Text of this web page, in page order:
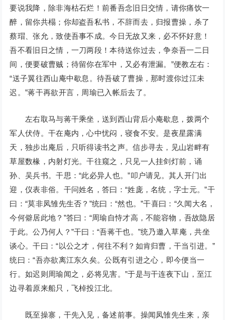
要说我降，除非海枯石烂！前番吾念旧日交情，请你痛饮一
醉，留你共榻；你却盗吾私书，不辞而去，归报曹操，杀了
蔡瑁、张允，致使吾事不成。今日无故又来，必不怀好意！
吾不看旧日之情，一刀两段！本待送你过去，争奈吾一二日
间，便要破曹贼；待留你在军中，又必有泄漏。”便教左右：
“送子翼往西山庵中歇息。待吾破了曹操，那时渡你过江未
迟。”蒋干再欲开言，周瑜已入帐后去了。
左右取马与蒋干乘坐，送到西山背后小庵歇息，拨两个
军人伏侍。干在庵内，心中忧闷，寝食不安。是夜星露满
天，独步出庵后，只听得读书之声。信步寻去，见山岩畔有
草屋数椽，内射灯光。干往窥之，只见一人挂剑灯前，诵
孙、吴兵书。干思：“此必异人也。”叩户请见。其人开门出
迎，仪表非俗。干问姓名，答曰：“姓庞，名统，字士元。”干
曰：“莫非凤雏先生否？”统曰：“然也。”干喜曰：“久闻大名，
今何僻居此地？”答曰：“周瑜自恃才高，不能容物，吾故隐居
于此。公乃何人？”干曰：“吾蒋干也。”统乃邀入草庵，共坐
谈心。干曰：“以公之才，何往不利？如肯归曹，干当引进。”
统曰：“吾亦欲离江东久矣。公既有引进之心，即今便当一
行。如迟则周瑜闻之，必将见害。”于是与干连夜下山，至江
边寻着原来船只，飞棹投江北。
既至操寨，干先入见，备述前事。操闻凤雏先生来，亲